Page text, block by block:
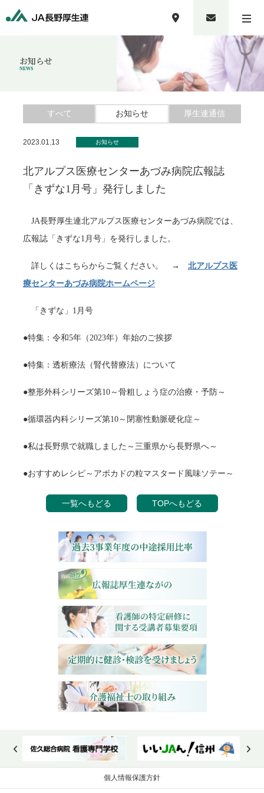
お知らせ
NEWS
すべて お知らせ 厚生連通信
2023.01.13 お知らせ
北アルプス医療センターあづみ病院広報誌
「きずな1月号」発行しました
JA長野厚生連北アルプス医療センターあづみ病院では、
広報誌「きずな1月号」を発行しました。
詳しくはこちらからご覧ください。 → 北アルプス医
療センターあづみ病院ホームページ
「きずな」1月号
●特集：令和5年（2023年）年始のご挨拶
●特集：透析療法（腎代替療法）について
●整形外科シリーズ第10～骨粗しょう症の治療・予防～
●循環器内科シリーズ第10～閉塞性動脈硬化症～
●私は長野県で就職しました～三重県から長野県へ～
●おすすめレシピ～アボカドの粒マスタード風味ソテー～
一覧へもどる TOPへもどる
個人情報保護方針